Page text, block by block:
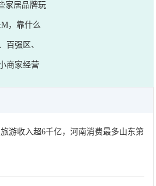
家居品牌玩
，靠什么
百强区、
商家经营
游收入超6千亿，河南消费最多山东第